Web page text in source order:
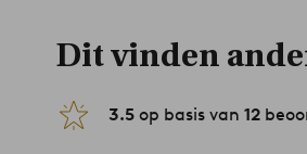
Dit vinden
3.5 op basis van 12